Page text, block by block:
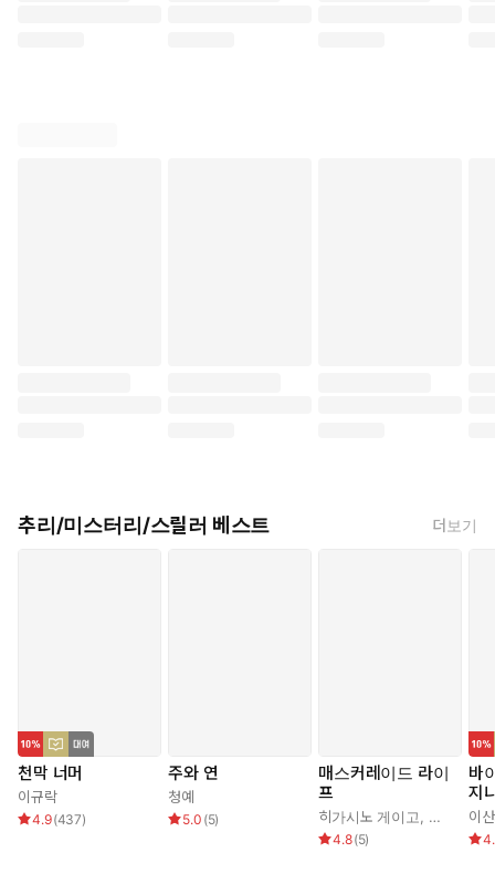
추리/미스터리/스릴러 베스트 더보기
천막 너머
이규락
4.9(437)
주와 연
청예
5.0 (5)
매스커레이드 라이
프
히가시노 게이고 김은모
4.8(5)
바
지
이